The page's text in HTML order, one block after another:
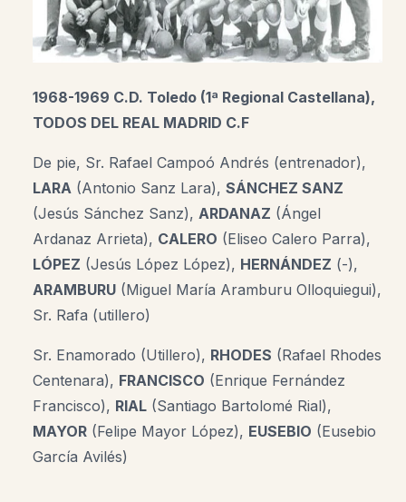
1968-1969 C.D. Toledo (1ª Regional Castellana),
TODOS DEL REAL MADRID C.F
De pie, Sr. Rafael Campoó Andrés (entrenador),
LARA (Antonio Sanz Lara), SÁNCHEZ SANZ
(Jesús Sánchez Sanz), ARDANAZ (Ángel
Ardanaz Arrieta), CALERO (Eliseo Calero Parra),
LÓPEZ (Jesús López López), HERNÁNDEZ (-),
ARAMBURU (Miguel María Aramburu Olloquiegui),
Sr. Rafa (utillero)
Sr. Enamorado (Utillero), RHODES (Rafael Rhodes
Centenara), FRANCISCO (Enrique Fernández
Francisco), RIAL (Santiago Bartolomé Rial),
MAYOR (Felipe Mayor López), EUSEBIO (Eusebio
García Avilés)